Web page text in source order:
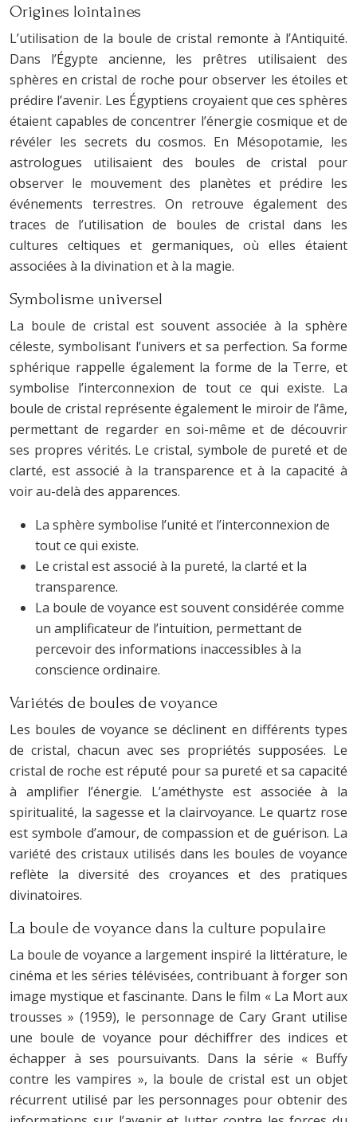
Origines lointaines
L’utilisation de la boule de cristal remonte à l’Antiquité.
Dans l’Égypte ancienne, les prêtres utilisaient des
sphères en cristal de roche pour observer les étoiles et
prédire l’avenir. Les Égyptiens croyaient que ces sphères
étaient capables de concentrer l’énergie cosmique et de
révéler les secrets du cosmos. En Mésopotamie, les
astrologues utilisaient des boules de cristal pour
observer le mouvement des planètes et prédire les
événements terrestres. On retrouve également des
traces de l’utilisation de boules de cristal dans les
cultures celtiques et germaniques, où elles étaient
associées à la divination et à la magie.
Symbolisme universel
La boule de cristal est souvent associée à la sphère
céleste, symbolisant l’univers et sa perfection. Sa forme
sphérique rappelle également la forme de la Terre, et
symbolise l’interconnexion de tout ce qui existe. La
boule de cristal représente également le miroir de l’âme,
permettant de regarder en soi-même et de découvrir
ses propres vérités. Le cristal, symbole de pureté et de
clarté, est associé à la transparence et à la capacité à
voir au-delà des apparences.
La sphère symbolise l’unité et l’interconnexion de
tout ce qui existe.
Le cristal est associé à la pureté, la clarté et la
transparence.
La boule de voyance est souvent considérée comme
un amplificateur de l’intuition, permettant de
percevoir des informations inaccessibles à la
conscience ordinaire.
Variétés de boules de voyance
Les boules de voyance se déclinent en différents types
de cristal, chacun avec ses propriétés supposées. Le
cristal de roche est réputé pour sa pureté et sa capacité
à amplifier l’énergie. L’améthyste est associée à la
spiritualité, la sagesse et la clairvoyance. Le quartz rose
est symbole d’amour, de compassion et de guérison. La
variété des cristaux utilisés dans les boules de voyance
reflète la diversité des croyances et des pratiques
divinatoires.
La boule de voyance dans la culture populaire
La boule de voyance a largement inspiré la littérature, le
cinéma et les séries télévisées, contribuant à forger son
image mystique et fascinante. Dans le film « La Mort aux
trousses » (1959), le personnage de Cary Grant utilise
une boule de voyance pour déchiffrer des indices et
échapper à ses poursuivants. Dans la série « Buffy
contre les vampires », la boule de cristal est un objet
récurrent utilisé par les personnages pour obtenir des